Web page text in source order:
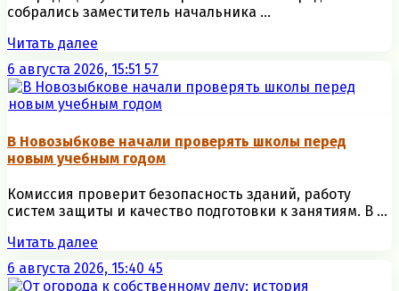
собрались заместитель начальника ...
Читать далее
6 августа 2026, 15:51 57
В Новозыбкове начали проверять школы перед
новым учебным годом
Комиссия проверит безопасность зданий, работу
систем защиты и качество подготовки к занятиям. В ...
Читать далее
6 августа 2026, 15:40 45